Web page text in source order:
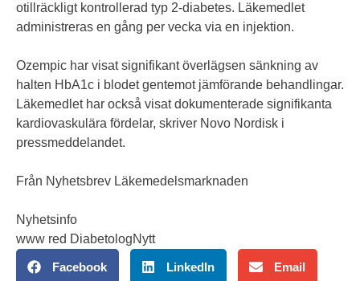
otillräckligt kontrollerad typ 2-diabetes. Läkemedlet
administreras en gång per vecka via en injektion.
Ozempic har visat signifikant överlägsen sänkning av
halten HbA1c i blodet gentemot jämförande behandlingar.
Läkemedlet har också visat dokumenterade signifikanta
kardiovaskulära fördelar, skriver Novo Nordisk i
pressmeddelandet.
Från Nyhetsbrev Läkemedelsmarknaden
Nyhetsinfo
www red DiabetologNytt
Facebook LinkedIn Email